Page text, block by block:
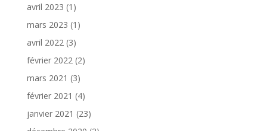
avril 2023 (1)
mars 2023 (1)
avril 2022(3)
février 2022(2)
mars 2021 (3)
février 2021 (4)
janvier 2021 (23)